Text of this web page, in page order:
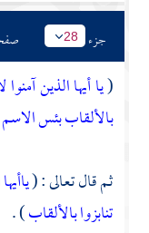
جزء 28
(يا أيها الذين
بالألقاب بئس
ثم قال تعالى : (
تنابزوا بالألقاب) .